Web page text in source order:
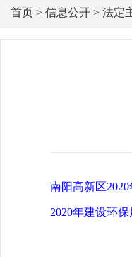
首页 > 信息公开 > 法定
南阳高新区
2020年建设环